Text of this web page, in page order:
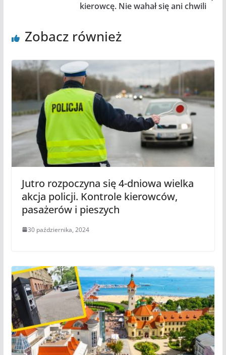
kierowcę. Nie wahał się ani chwili
Zobacz również
Jutro rozpoczyna się 4-dniowa wielka
akcja policji. Kontrole kierowców,
pasażerów i pieszych
30 października, 2024